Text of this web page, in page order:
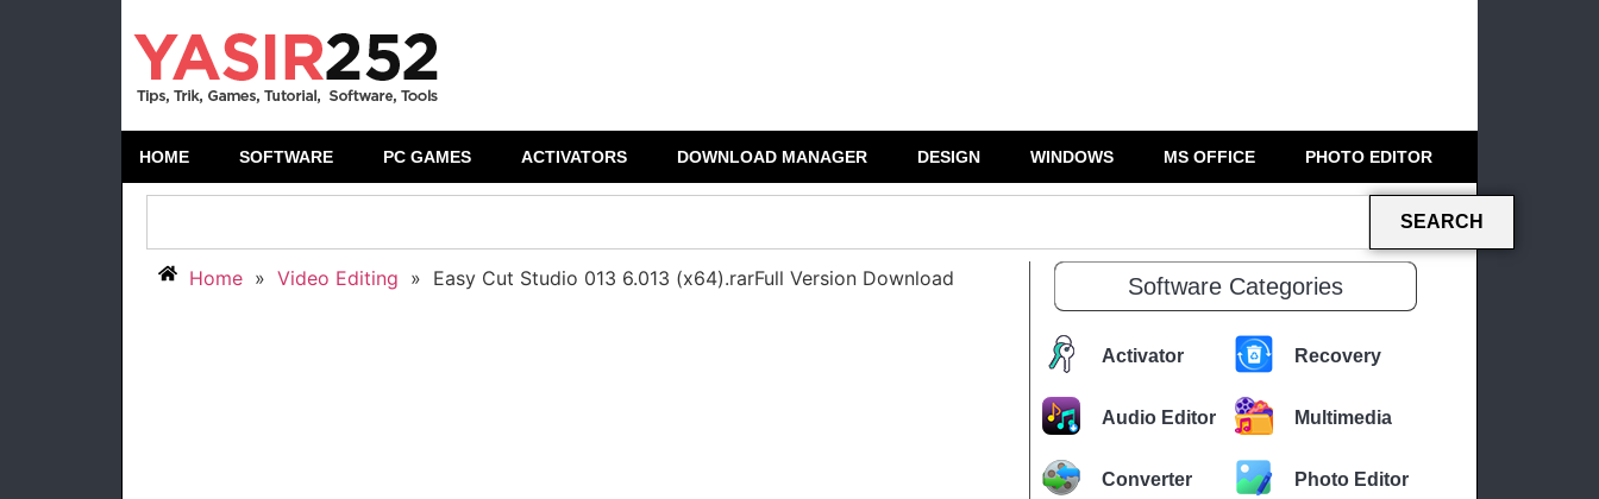
HOME SOFTWARE PC GAMES ACTIVATORS DOWNLOAD MANAGER DESIGN WINDOWS MS OFFICE PHOTO EDITOR
SEARCH
Home » Video Editing » Easy Cut Studio 013 6.013 (x64).rarFull Version Download Software Categories
Activator Recovery
Audio Editor Multimedia
Converter Photo Editor